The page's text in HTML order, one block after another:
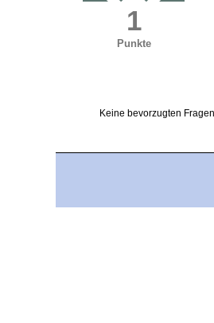
1
Punkte
Keine bevorzugten